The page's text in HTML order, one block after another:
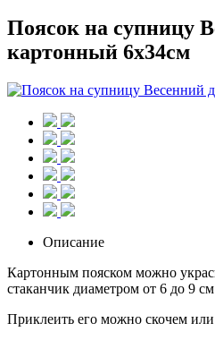
Поясок на супницу
картонный 6х34см
Описание
Картонным пояском можно
стаканчик диаметром от 6 до 9
Приклеить его можно скочем